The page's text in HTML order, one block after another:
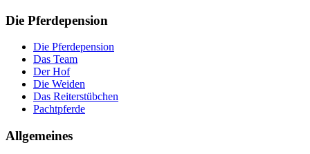
Die Pferdepension
Die Pferdepension
Das Team
Der Hof
Die Weiden
Das Reiterstübchen
Pachtpferde
Allgemeines